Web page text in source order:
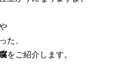
た、
をご紹介します。